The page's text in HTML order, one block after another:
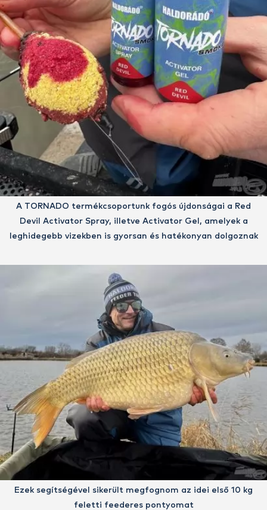
A TORNADO termékcsoportunk fogós újdonságai a Red
Devil Activator Spray, illetve Activator Gel, amelyek a
leghidegebb vizekben is gyorsan és hatékonyan dolgoznak
Ezek segítségével sikerült megfognom az idei első 10 kg
feletti feederes pontyomat